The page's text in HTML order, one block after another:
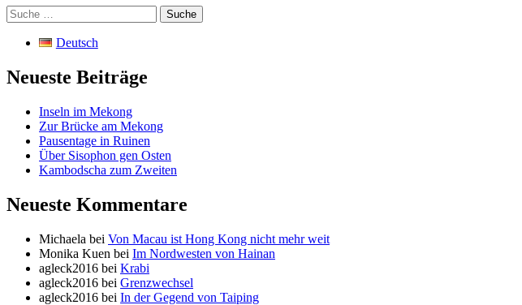
Suche
nach:
Deutsch
Neueste Beiträge
Inseln im Mekong
Zur Brücke am Mekong
Pausentage in Ruinen
Über Sisophon gen Osten
Kambodscha zum Zweiten
Neueste Kommentare
Michaela bei Von Macau ist Hong Kong nicht mehr weit
Monika Kuen bei Im Nordwesten von Hainan
agleck2016 bei Krabi
agleck2016 bei Grenzwechsel
agleck2016 bei In der Gegend von Taiping